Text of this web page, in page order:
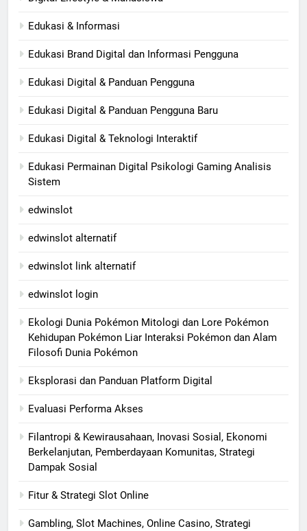
Edukasi & Informasi
Edukasi Brand Digital dan Informasi Pengguna
Edukasi Digital & Panduan Pengguna
Edukasi Digital & Panduan Pengguna Baru
Edukasi Digital & Teknologi Interaktif
Edukasi Permainan Digital Psikologi Gaming Analisis
Sistem
edwinslot
edwinslot alternatif
edwinslot link alternatif
edwinslot login
Ekologi Dunia Pokémon Mitologi dan Lore Pokémon
Kehidupan Pokémon Liar Interaksi Pokémon dan Alam
Filosofi Dunia Pokémon
Eksplorasi dan Panduan Platform Digital
Evaluasi Performa Akses
Filantropi & Kewirausahaan, Inovasi Sosial, Ekonomi
Berkelanjutan, Pemberdayaan Komunitas, Strategi
Dampak Sosial
Fitur & Strategi Slot Online
Gambling, Slot Machines, Online Casino, Strategi